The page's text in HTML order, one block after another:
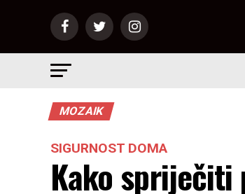
MOZAIK
SIGURNOST DOMA
Kako spriječiti